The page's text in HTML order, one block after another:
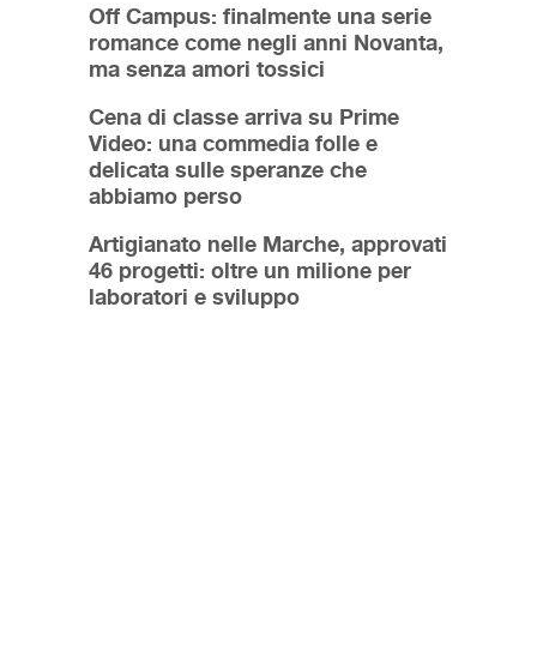
Off Campus: finalmente una serie
romance come negli anni Novanta,
ma senza amori tossici
Cena di classe arriva su Prime
Video: una commedia folle e
delicata sulle speranze che
abbiamo perso
Artigianato nelle Marche, approvati
46 progetti: oltre un milione per
laboratori e sviluppo